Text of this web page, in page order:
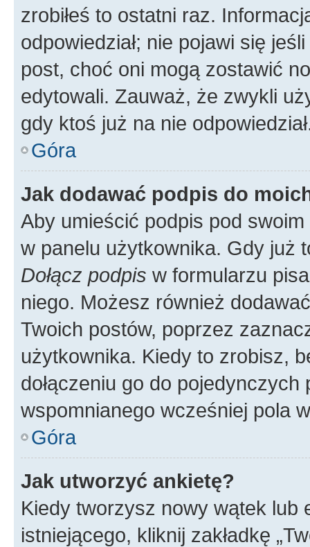
zrobiłeś to ostatni raz.
odpowiedział; nie pojawi się
post, choć oni mogą zostawić
edytowali. Zauważ, że zwykli
gdy ktoś już na nie
Góra
Jak dodawać podpis do
Aby umieścić podpis pod
w panelu użytkownika. Gdy już
Dołącz podpis w formularzu
niego. Możesz również
Twoich postów, poprzez
użytkownika. Kiedy to zrobisz,
dołączeniu go do
wspomnianego wcześniej pola
Góra
Jak utworzyć ankietę?
Kiedy tworzysz nowy wątek lub
istniejącego, kliknij zakładkę